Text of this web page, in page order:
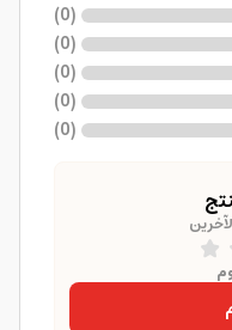
(
0
)
(
0
)
(
0
)
(
0
)
(
0
)